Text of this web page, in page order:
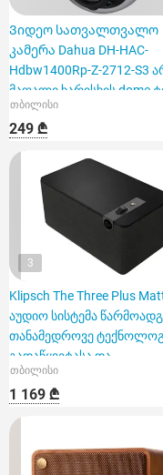
Ვიდეო სათვალთვალო
კამერა Dahua DH-HAC-
Hdbw1400Rp-Z-2712-S3
მაღალი ხარისხის dome
მოდელი
თბილისი
249 ₾
3
Klipsch The Three Plus
აუდიო სისტემა
თანამედროვე
გადაწყვეტასა და
თბილისი
1 169 ₾